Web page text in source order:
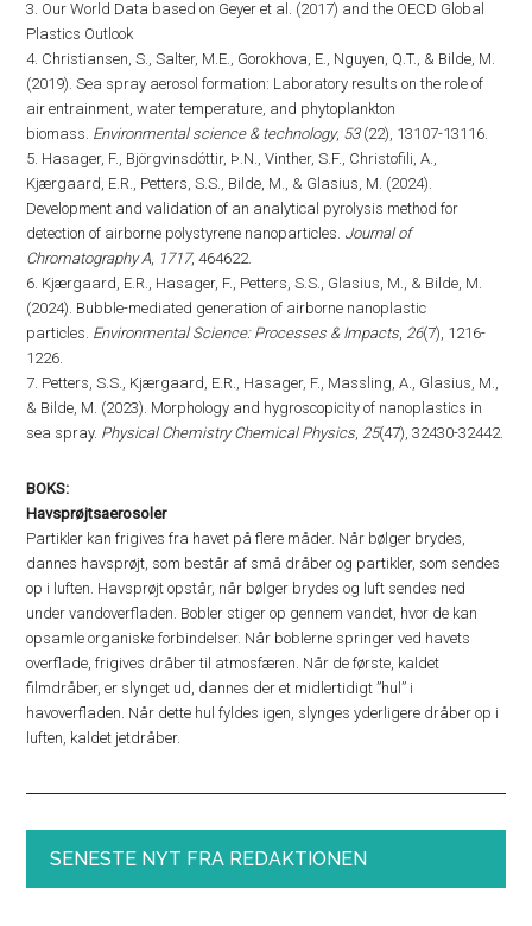
3. Our World Data based on Geyer et al. (2017) and the OECD Global
Plastics Outlook
4. Christiansen, S., Salter, M.E., Gorokhova, E., Nguyen, Q.T., & Bilde, M.
(2019). Sea spray aerosol formation: Laboratory results on the role of
air entrainment, water temperature, and phytoplankton
biomass. Environmental science & technology, 53 (22), 13107-13116.
5. Hasager, F., Björgvinsdóttir, Þ.N., Vinther, S.F., Christofili, A.,
Kjærgaard, E.R., Petters, S.S., Bilde, M., & Glasius, M. (2024).
Development and validation of an analytical pyrolysis method for
detection of airborne polystyrene nanoparticles. Journal of
Chromatography A 1717, 464622.
6. Kjærgaard, E.R., Hasager, F., Petters, S.S., Glasius, M., & Bilde, M.
(2024). Bubble-mediated generation of airborne nanoplastic
particles. Environmental Science: Processes & Impacts 26(7), 1216-
1226.
7. Petters, S.S., Kjærgaard, E.R., Hasager, F., Massling, A., Glasius, M.,
& Bilde, M. (2023). Morphology and hygroscopicity of nanoplastics in
sea spray. Physical Chemistry Chemical Physics 25(47), 32430-32442.
BOKS:
Havsprøjtsaerosoler
Partikler kan frigives fra havet på flere måder. Når bølger brydes,
dannes havsprøjt, som består af små dråber og partikler, som sendes
op i luften. Havsprøjt opstår, når bølger brydes og luft sendes ned
under vandoverfladen. Bobler stiger op gennem vandet, hvor de kan
opsamle organiske forbindelser. Når boblerne springer ved havets
overflade, frigives dråber til atmosfæren. Når de første, kaldet
filmdråber, er slynget ud, dannes der et midlertidigt ”hul” i
havoverfladen. Når dette hul fyldes igen, slynges yderligere dråber op i
luften, kaldet jetdråber.
SENESTE NYT FRA REDAKTIONEN